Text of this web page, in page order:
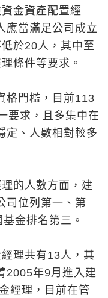
金資產配置經
應當滿足公司成立
於20人，其中至
條件等要求。
格門檻，目前113
要求，且多集中在
定、人數相對較多
的人數方面，建
司位列第一、第
金排名第三。
理共有13人，其
2005年9月進入建
經理，目前在管